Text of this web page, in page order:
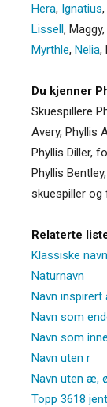
Hera, Ignatius,
Lissell, Maggy,
Myrthle, Nelia,
Du kjenner
Skuespillere
Avery, Phyllis
Phyllis Diller,
Phyllis
skuespiller og
Relaterte
Klassiske navn
Naturnavn
Navn
Navn som
Navn som
Navn uten r
Navn uten æ,
Topp 3618